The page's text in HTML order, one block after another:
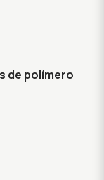
de polímero